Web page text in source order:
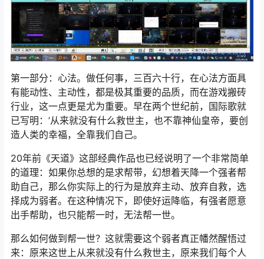
第一部分：心法。做任何事，三百六十行，在心法方面具
有能动性、主动性，都是极其重要的品质，而在游戏搬砖
行业，这一点更是尤为重要。早在两个世纪前，国际歌就
已写明：’从来就没有什么救世主，也不靠神仙皇帝，要创
造人类的幸福，全靠我们自己。
20年前 《天道》 这部经典作品也已经说明了一个非常简单
的道理：如果你总想的是求帮带，幻想着天降一个强者帮
助自己，那么你实际上的行为是放弃主动、放弃自救，选
择成为弱者。在这种情况下，即使好运降临，有强者愿意
出手帮助，也只能帮一时，无法帮一世。
那么如何做到帮一世？这就需要这个弱者真正幡然醒悟过
来：原来这世上从来就没有什么救世主，原来我们每个人